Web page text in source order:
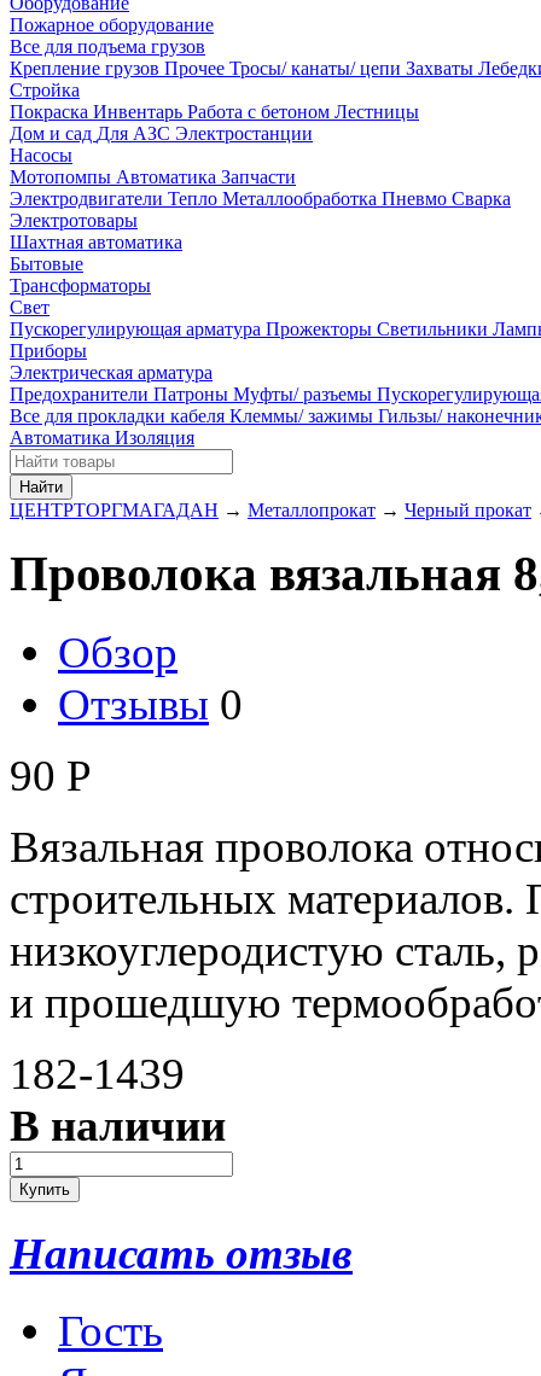
Пожарное оборудование
Все для подъема грузов
Крепление грузов Прочее Тросы/ канаты/ цепи Захваты
Стройка
Покраска Инвентарь Работа с бетоном Лестницы
Дом и сад Для АЗС Электростанции
Насосы
Мотопомпы Автоматика Запчасти
Электродвигатели Тепло Металлообработка Пневмо Сварка
Электротовары
Шахтная автоматика
Бытовые
Трансформаторы
Свет
Пускорегулирующая арматура Прожекторы Светильники
Приборы
Электрическая арматура
Предохранители Патроны Муфты/ разъемы
Все для прокладки кабеля Клеммы/ зажимы Гильзы/
Автоматика Изоляция
Найти
ЦЕНТРТОРГМАГАДАН → Металлопрокат → Черный прокат
Проволока вязальная
Обзор
Отзывы 0
90 Р
Вязальная проволока
строительных материалов.
низкоуглеродистую сталь,
и прошедшую
182-1439
В наличии
Написать отзыв
Гость